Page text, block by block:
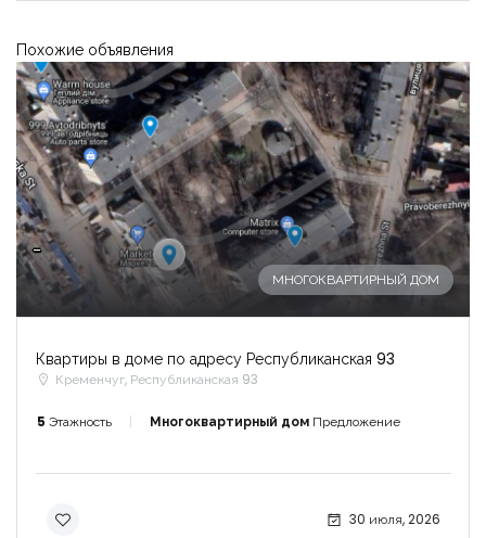
Похожие объявления
-
МНОГОКВАРТИРНЫЙ ДОМ
Квартиры в доме по адресу Республиканская 93
Кременчуг, Республиканская 93
5 Этажность Многоквартирный дом Предложение
30 июля, 2026